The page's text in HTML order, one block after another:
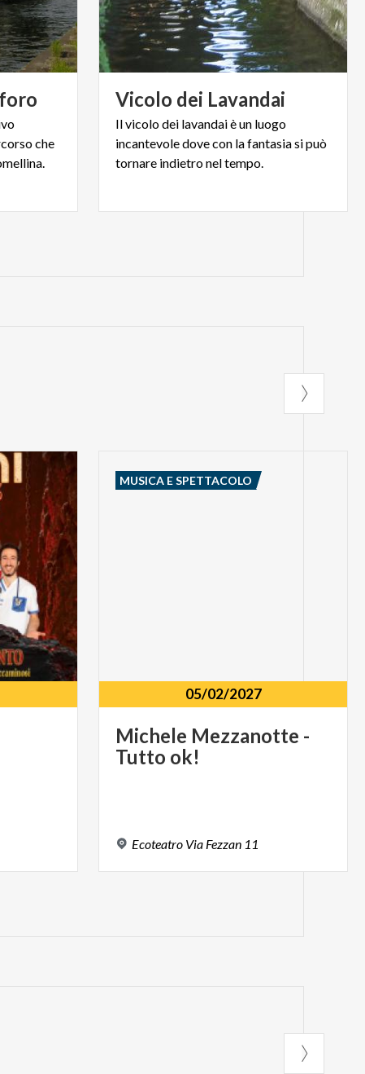
che
Vicolo dei Lavandai
Il vicolo dei lavandai è un luogo
incantevole dove con la fantasia si può
tornare indietro nel tempo.
05/02/2027
Michele Mezzanotte -
Tutto ok!
Ecoteatro Via Fezzan 11
MUSICA E SPETTACOLO